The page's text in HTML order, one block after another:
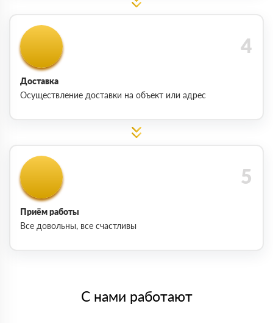
Доставка
Осуществление доставки на объект или адрес
Приём работы
Все довольны, все счастливы
С нами работают